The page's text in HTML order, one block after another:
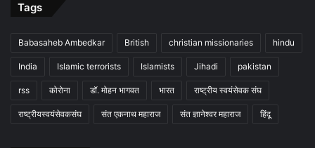
Tags
Babasaheb Ambedkar British christian missionaries hindu
India Islamic terrorists Islamists Jihadi pakistan
rss कोरोना डॉ. मोहन भागवत भारत राष्ट्रीय स्वयंसेवक संघ
राष्ट्रीयस्वयंसेवकसंघ संत एकनाथ महाराज संत ज्ञानेश्वर महाराज हिंदू